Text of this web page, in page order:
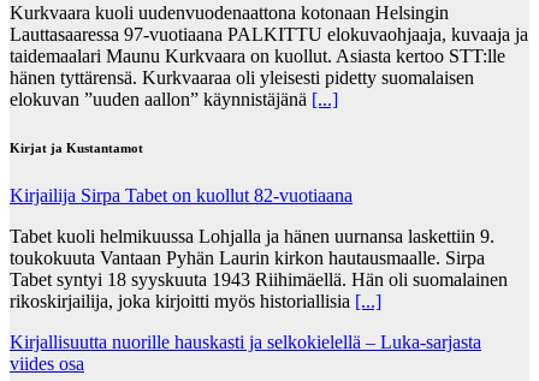
Kurkvaara kuoli uudenvuodenaattona kotonaan Helsingin
Lauttasaaressa 97-vuotiaana PALKITTU elokuvaohjaaja, kuvaaja ja
taidemaalari Maunu Kurkvaara on kuollut. Asiasta kertoo STT:lle
hänen tyttärensä. Kurkvaaraa oli yleisesti pidetty suomalaisen
elokuvan ”uuden aallon” käynnistäjänä [...]
Kirjat ja Kustantamot
Kirjailija Sirpa Tabet on kuollut 82-vuotiaana
Tabet kuoli helmikuussa Lohjalla ja hänen uurnansa laskettiin 9.
toukokuuta Vantaan Pyhän Laurin kirkon hautausmaalle. Sirpa
Tabet syntyi 18 syyskuuta 1943 Riihimäellä. Hän oli suomalainen
rikoskirjailija, joka kirjoitti myös historiallisia [...]
Kirjallisuutta nuorille hauskasti ja selkokielellä – Luka-sarjasta
viides osa